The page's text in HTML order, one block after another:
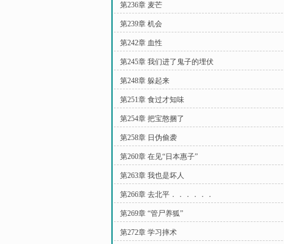
第236章 麦芒
第239章 机会
第242章 血性
第245章 我们进了鬼子的埋伏
第248章 躲起来
第251章 食过才知味
第254章 把宝憨捆了
第258章 日伪偷袭
第260章 在见“日本惠子”
第263章 我也是坏人
第266章 去北平．．．．．．
第269章 “管尸养狐”
第272章 学习摔术